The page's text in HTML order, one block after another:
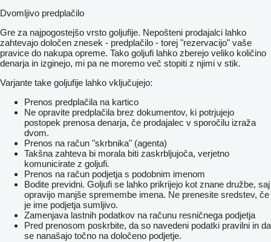
Dvomljivo predplačilo
Gre za najpogostejšo vrsto goljufije. Nepošteni prodajalci lahko
zahtevajo določen znesek - predplačilo - torej "rezervacijo" vaše
pravice do nakupa opreme. Tako goljufi lahko zberejo veliko količino
denarja in izginejo, mi pa ne moremo več stopiti z njimi v stik.
Varjante take goljufije lahko vključujejo:
Prenos predplačila na kartico
Ne opravite predplačila brez dokumentov, ki potrjujejo
postopek prenosa denarja, če prodajalec v sporočilu izraža
dvom.
Prenos na račun "skrbnika" (agenta)
Takšna zahteva bi morala biti zaskrbljujoča, verjetno
komunicirate z goljufi.
Prenos na račun podjetja s podobnim imenom
Bodite previdni. Goljufi se lahko prikrijejo kot znane družbe, saj
opravijo manjše spremembe imena. Ne prenesite sredstev, če
je ime podjetja sumljivo.
Zamenjava lastnih podatkov na računu resničnega podjetja
Pred prenosom poskrbite, da so navedeni podatki pravilni in da
se nanašajo točno na določeno podjetje.